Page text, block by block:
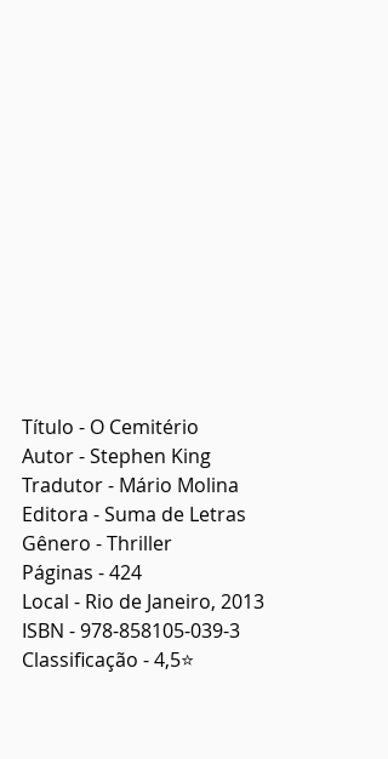
Título - O Cemitério
Autor - Stephen King
Tradutor - Mário Molina
Editora - Suma de Letras
Gênero - Thriller
Páginas - 424
Local - Rio de Janeiro, 2013
ISBN - 978-858105-039-3
Classificação - 4,5⭐